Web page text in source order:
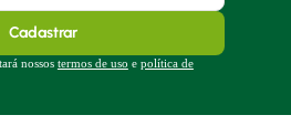
Cadastrar
nossos termos de uso e política de